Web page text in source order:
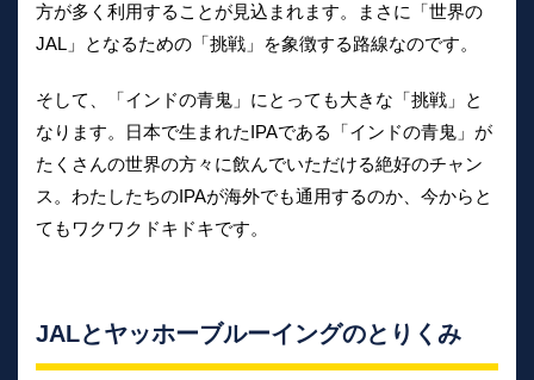
方が多く利用することが見込まれます。まさに「世界の
JAL」となるための「挑戦」を象徴する路線なのです。
そして、「インドの青鬼」にとっても大きな「挑戦」と
なります。日本で生まれたIPAである「インドの青鬼」が
たくさんの世界の方々に飲んでいただける絶好のチャン
ス。わたしたちのIPAが海外でも通用するのか、今からと
てもワクワクドキドキです。
JALとヤッホーブルーイングのとりくみ